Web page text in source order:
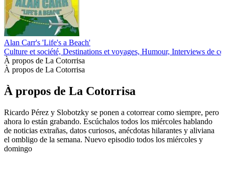
Alan Carr's 'Life's a Beach'
Culture et société, Destinations et voyages, Humour, Interviews de
À propos de La Cotorrisa
À propos de La Cotorrisa
À propos de La Cotorrisa
Ricardo Pérez y Slobotzky se ponen a cotorrear como siempre, pero
ahora lo están grabando. Escúchalos todos los miércoles hablando
de noticias extrañas, datos curiosos, anécdotas hilarantes y aliviana
el ombligo de la semana. Nuevo episodio todos los miércoles y
domingo